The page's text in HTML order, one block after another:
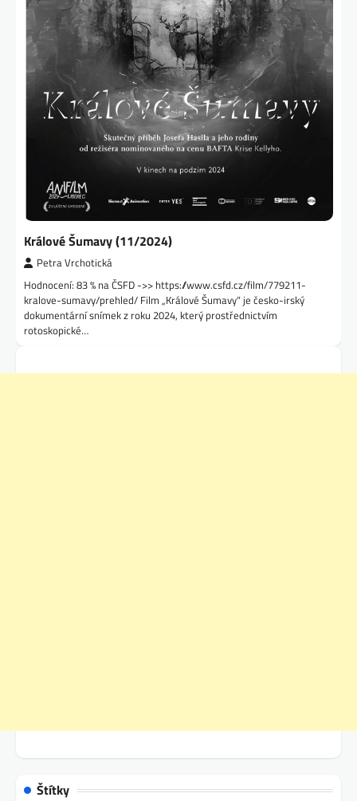
Králové Šumavy (11/2024)
Petra Vrchotická
Hodnocení: 83 % na ČSFD ->> https://www.csfd.cz/film/779211-
kralove-sumavy/prehled/ Film „Králové Šumavy“ je česko-irský
dokumentární snímek z roku 2024, který prostřednictvím
rotoskopické…
Štítky